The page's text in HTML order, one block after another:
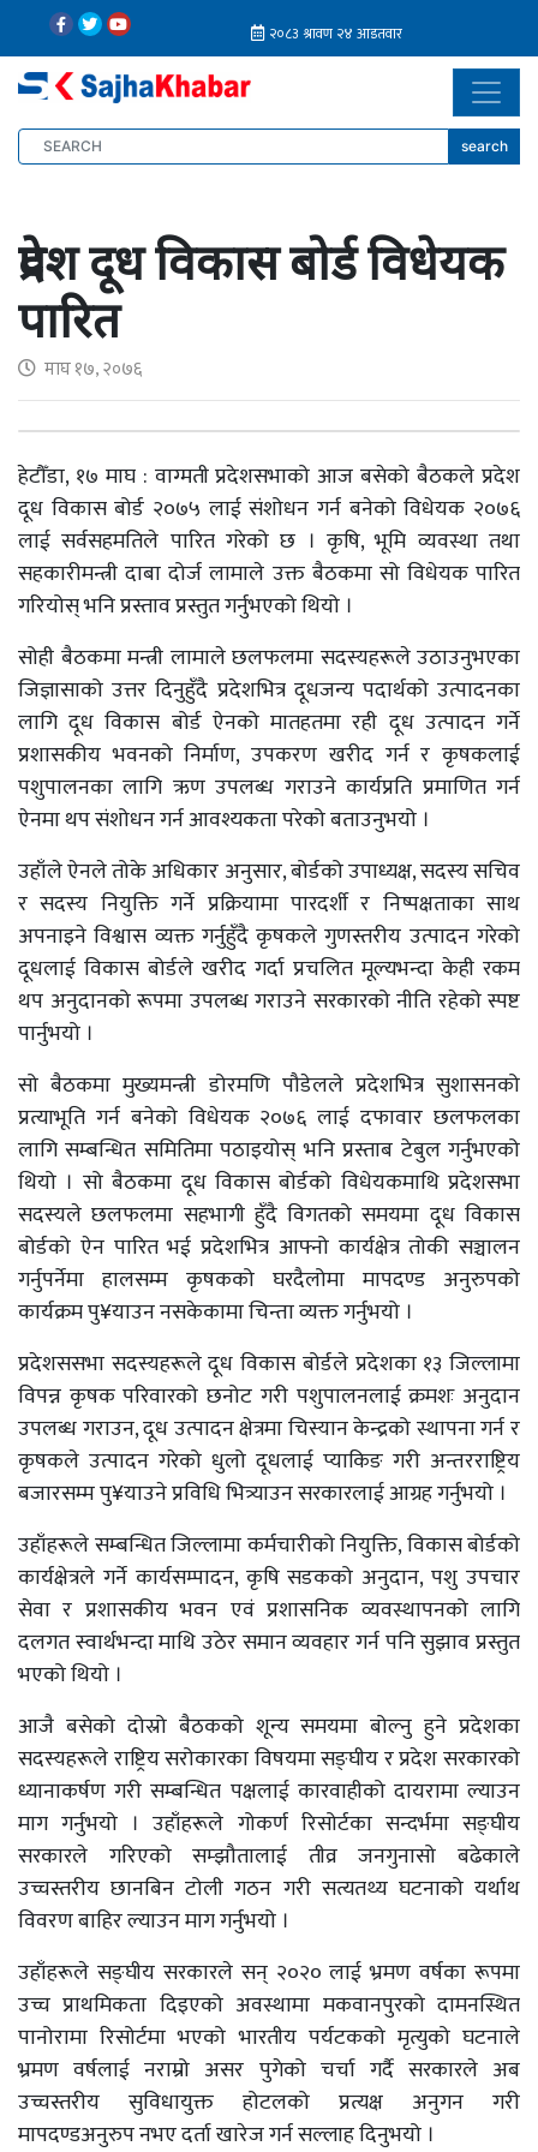
search
प्रदेश दूध विकास बोर्ड विधेयक
पारित
माघ १७, २०७६
हेटौँडा, १७ माघ : वाग्मती प्रदेशसभाको आज बसेको बैठकले प्रदेश
दूध विकास बोर्ड २०७५ लाई संशोधन गर्न बनेको विधेयक २०७६
लाई सर्वसहमतिले पारित गरेको छ । कृषि, भूमि व्यवस्था तथा
सहकारीमन्त्री दाबा दोर्ज लामाले उक्त बैठकमा सो विधेयक पारित
गरियोस् भनि प्रस्ताव प्रस्तुत गर्नुभएको थियो ।
सोही बैठकमा मन्त्री लामाले छलफलमा सदस्यहरूले उठाउनुभएका
जिज्ञासाको उत्तर दिनुहुँदै प्रदेशभित्र दूधजन्य पदार्थको उत्पादनका
लागि दूध विकास बोर्ड ऐनको मातहतमा रही दूध उत्पादन गर्ने
प्रशासकीय भवनको निर्माण, उपकरण खरीद गर्न र कृषकलाई
पशुपालनका लागि ऋण उपलब्ध गराउने कार्यप्रति प्रमाणित गर्न
ऐनमा थप संशोधन गर्न आवश्यकता परेको बताउनुभयो ।
उहाँले ऐनले तोके अधिकार अनुसार, बोर्डको उपाध्यक्ष, सदस्य सचिव
र सदस्य नियुक्ति गर्ने प्रक्रियामा पारदर्शी र निष्पक्षताका साथ
अपनाइने विश्वास व्यक्त गर्नुहुँदै कृषकले गुणस्तरीय उत्पादन गरेको
दूधलाई विकास बोर्डले खरीद गर्दा प्रचलित मूल्यभन्दा केही रकम
थप अनुदानको रूपमा उपलब्ध गराउने सरकारको नीति रहेको स्पष्ट
पार्नुभयो ।
सो बैठकमा मुख्यमन्त्री डोरमणि पौडेलले प्रदेशभित्र सुशासनको
प्रत्याभूति गर्न बनेको विधेयक २०७६ लाई दफावार छलफलका
लागि सम्बन्धित समितिमा पठाइयोस् भनि प्रस्ताब टेबुल गर्नुभएको
थियो । सो बैठकमा दूध विकास बोर्डको विधेयकमाथि प्रदेशसभा
सदस्यले छलफलमा सहभागी हुँदै विगतको समयमा दूध विकास
बोर्डको ऐन पारित भई प्रदेशभित्र आफ्नो कार्यक्षेत्र तोकी सञ्चालन
गर्नुपर्नेमा हालसम्म कृषकको घरदैलोमा मापदण्ड अनुरुपको
कार्यक्रम पु¥याउन नसकेकामा चिन्ता व्यक्त गर्नुभयो ।
प्रदेशससभा सदस्यहरूले दूध विकास बोर्डले प्रदेशका १३ जिल्लामा
विपन्न कृषक परिवारको छनोट गरी पशुपालनलाई क्रमशः अनुदान
उपलब्ध गराउन, दूध उत्पादन क्षेत्रमा चिस्यान केन्द्रको स्थापना गर्न र
कृषकले उत्पादन गरेको धुलो दूधलाई प्याकिङ गरी अन्तरराष्ट्रिय
बजारसम्म पु¥याउने प्रविधि भित्र्याउन सरकारलाई आग्रह गर्नुभयो ।
उहाँहरूले सम्बन्धित जिल्लामा कर्मचारीको नियुक्ति, विकास बोर्डको
कार्यक्षेत्रले गर्ने कार्यसम्पादन, कृषि सडकको अनुदान, पशु उपचार
सेवा र प्रशासकीय भवन एवं प्रशासनिक व्यवस्थापनको लागि
दलगत स्वार्थभन्दा माथि उठेर समान व्यवहार गर्न पनि सुझाव प्रस्तुत
भएको थियो ।
आजै बसेको दोस्रो बैठकको शून्य समयमा बोल्नु हुने प्रदेशका
सदस्यहरूले राष्ट्रिय सरोकारका विषयमा सङ्घीय र प्रदेश सरकारको
ध्यानाकर्षण गरी सम्बन्धित पक्षलाई कारवाहीको दायरामा ल्याउन
माग गर्नुभयो । उहाँहरूले गोकर्ण रिसोर्टका सन्दर्भमा सङ्घीय
सरकारले गरिएको सम्झौतालाई तीव्र जनगुनासो बढेकाले
उच्चस्तरीय छानबिन टोली गठन गरी सत्यतथ्य घटनाको यर्थाथ
विवरण बाहिर ल्याउन माग गर्नुभयो ।
उहाँहरूले सङ्घीय सरकारले सन् २०२० लाई भ्रमण वर्षका रूपमा
उच्च प्राथमिकता दिइएको अवस्थामा मकवानपुरको दामनस्थित
पानोरामा रिसोर्टमा भएको भारतीय पर्यटकको मृत्युको घटनाले
भ्रमण वर्षलाई नराम्रो असर पुगेको चर्चा गर्दै सरकारले अब
उच्चस्तरीय सुविधायुक्त होटलको प्रत्यक्ष अनुगन गरी
मापदण्डअनुरुप नभए दर्ता खारेज गर्न सल्लाह दिनुभयो ।